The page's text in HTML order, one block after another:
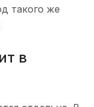
такого же
в